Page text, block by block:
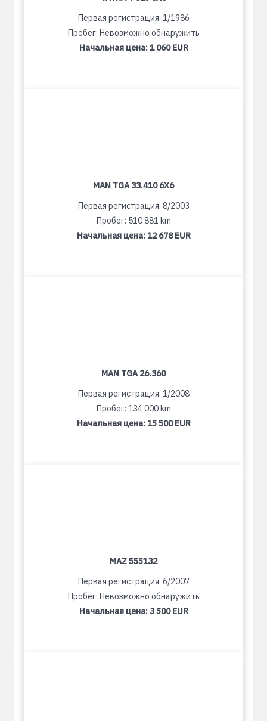
Первая регистрация: 1/1986
Пробег: Невозможно обнаружить
Начальная цена:1 060 EUR
MAN TGA 33.410 6X6
Первая регистрация: 8/2003
Пробег: 510 881 km
Начальная цена:12 678 EUR
MAN TGA 26.360
Первая регистрация: 1/2008
Пробег: 134 000 km
Начальная цена:15 500 EUR
MAZ 555132
Первая регистрация: 6/2007
Пробег: Невозможно обнаружить
Начальная цена: 3 500 EUR